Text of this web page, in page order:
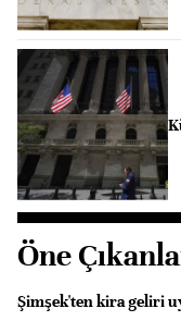
Öne
Şimşek'ten kira geliri